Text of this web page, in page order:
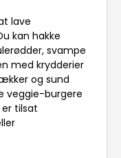
lave
kan hakke
svampe
med krydderier
og sund
veggie-burgere
tilsat